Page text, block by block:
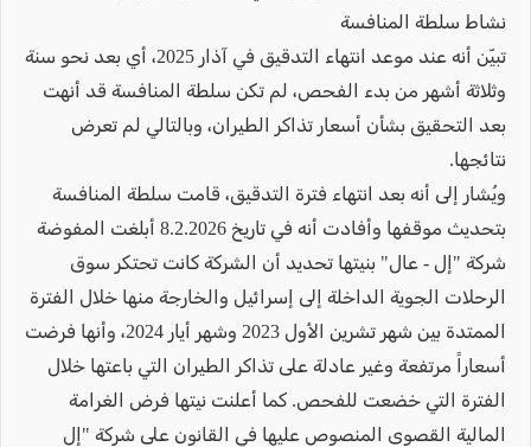
نشاط سلطة المنافسة
تبيّن أنه عند موعد انتهاء التدقيق في آذار 2025، أي بعد نحو سنة
وثلاثة أشهر من بدء الفحص، لم تكن سلطة المنافسة قد أنهت
بعد التحقيق بشأن أسعار تذاكر الطيران، وبالتالي لم تعرض
نتائجها.
ويُشار إلى أنه بعد انتهاء فترة التدقيق، قامت سلطة المنافسة
بتحديث موقفها وأفادت أنه في تاريخ 8.2.2026 أبلغت المفوضة
شركة "إل - عال" بنيتها تحديد أن الشركة كانت تحتكر سوق
الرحلات الجوية الداخلة إلى إسرائيل والخارجة منها خلال الفترة
الممتدة بين شهر تشرين الأول 2023 وشهر أيار 2024، وأنها فرضت
أسعاراً مرتفعة وغير عادلة على تذاكر الطيران التي باعتها خلال
الفترة التي خضعت للفحص. كما أعلنت نيتها فرض الغرامة
المالية القصوى المنصوص عليها في القانون على شركة "إل